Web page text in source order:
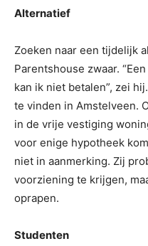
Alternatief
Zoeken naar een tijdelijk
Parentshouse zwaar.
kan ik niet betalen”, zei
te vinden in Amstelveen.
in de vrije vestiging
voor enige hypotheek
niet in aanmerking. Zij
voorziening te krijgen,
oprapen.
Studenten